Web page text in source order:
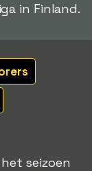
in Finland.
seizoen